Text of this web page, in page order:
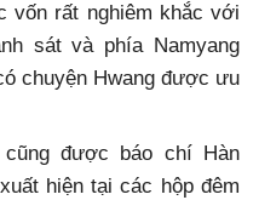
vốn rất nghiêm khắc với
sát và phía Namyang
chuyện Hwang được ưu
được báo chí Hàn
hiện tại các hộp đêm